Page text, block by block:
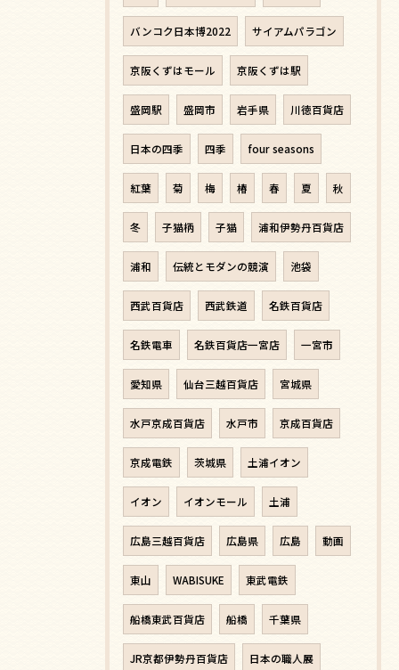
バンコク日本博2022 サイアムパラゴン
京阪くずはモール 京阪くずは駅
盛岡駅 盛岡市 岩手県 川徳百貨店
日本の四季 四季 four seasons
紅葉 菊 梅 椿 春 夏 秋
冬 子猫柄 子猫 浦和伊勢丹百貨店
浦和 伝統とモダンの競演 池袋
西武百貨店 西武鉄道 名鉄百貨店
名鉄電車 名鉄百貨店一宮店 一宮市
愛知県 仙台三越百貨店 宮城県
水戸京成百貨店 水戸市 京成百貨店
京成電鉄 茨城県 土浦イオン
イオン イオンモール 土浦
広島三越百貨店 広島県 広島 動画
東山 WABISUKE 東武電鉄
船橋東武百貨店 船橋 千葉県
JR京都伊勢丹百貨店 日本の職人展